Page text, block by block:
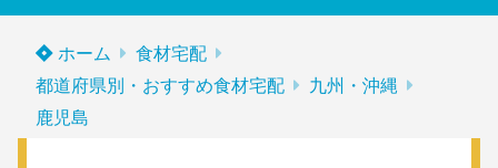
ホーム
食材宅配
都道府県別・おすすめ食材宅配
九州・沖縄
鹿児島